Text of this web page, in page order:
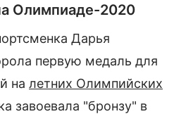
Олимпиаде-2020
Дарья
первую медаль для
на летних Олимпийских
завоевала "бронзу" в